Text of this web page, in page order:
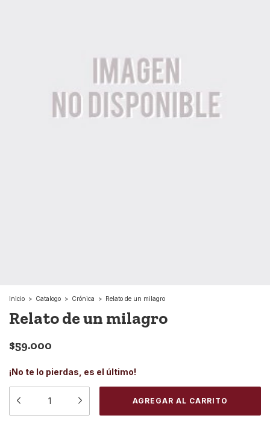
Inicio > Catalogo > Crónica > Relato de un milagro
Relato de un milagro
$59.000
¡No te lo pierdas, es el último!